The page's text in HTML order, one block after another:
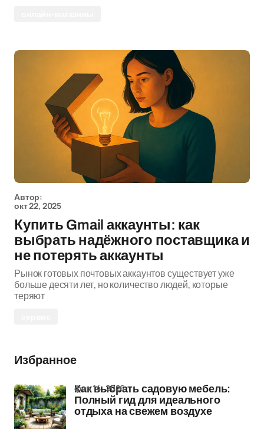
Автор:
окт 22, 2025
Купить Gmail аккаунты: как
выбрать надёжного поставщика и
не потерять аккаунты
Рынок готовых почтовых аккаунтов существует уже
больше десяти лет, но количество людей, которые
теряют
Избранное
Как выбрать садовую мебель:
Полный гид для идеального
отдыха на свежем воздухе
фев 14, 2026